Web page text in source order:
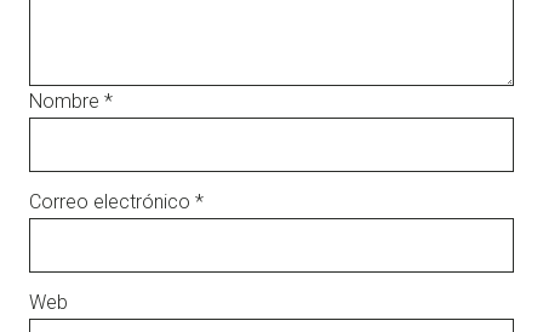
Nombre *
Correo electrónico *
Web